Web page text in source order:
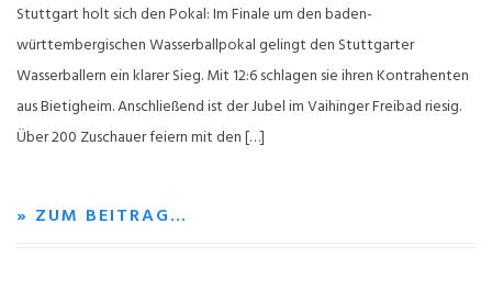
Stuttgart holt sich den Pokal: Im Finale um den baden-
württembergischen Wasserballpokal gelingt den Stuttgarter
Wasserballern ein klarer Sieg. Mit 12:6 schlagen sie ihren Kontrahenten
aus Bietigheim. Anschließend ist der Jubel im Vaihinger Freibad riesig.
Über 200 Zuschauer feiern mit den […]
» ZUM BEITRAG…